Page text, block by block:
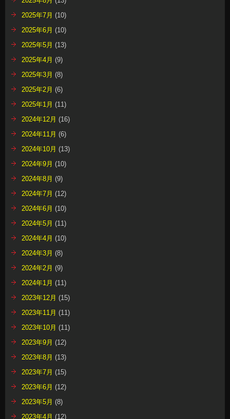
2025年7月 (10)
2025年6月 (10)
2025年5月 (13)
2025年4月 (9)
2025年3月 (8)
2025年2月 (6)
2025年1月 (11)
2024年12月 (16)
2024年11月 (6)
2024年10月 (13)
2024年9月 (10)
2024年8月 (9)
2024年7月 (12)
2024年6月 (10)
2024年5月 (11)
2024年4月 (10)
2024年3月 (8)
2024年2月 (9)
2024年1月 (11)
2023年12月 (15)
2023年11月 (11)
2023年10月 (11)
2023年9月 (12)
2023年8月 (13)
2023年7月 (15)
2023年6月 (12)
2023年5月 (8)
2023年4月 (12)